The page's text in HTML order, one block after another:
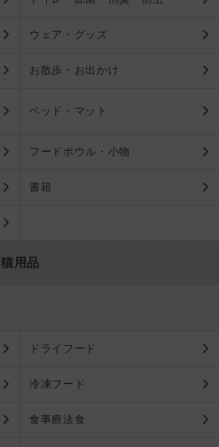
ウェア・グッズ
お散歩・お出かけ
ベッド・マット
フードボウル・小物
書籍
猫用品
ドライフード
冷凍フード
食事療法食